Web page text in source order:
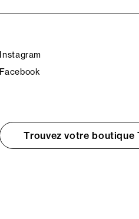
Instagram
Facebook
Trouvez votre boutique